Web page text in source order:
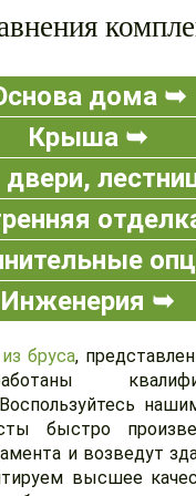
дома ➥
Крыша ➥
двери,
Инженерия ➥
бруса,
быстро
и возведут
высшее